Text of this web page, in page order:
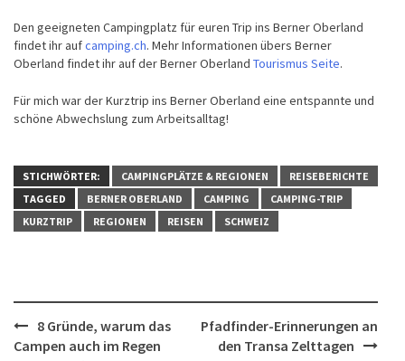
Den geeigneten Campingplatz für euren Trip ins Berner Oberland
findet ihr aufcamping.ch. Mehr Informationen übers Berner
Oberland findet ihr auf der Berner Oberland Tourismus Seite.
Für mich war der Kurztrip ins Berner Oberland eine entspannte und
schöne Abwechslung zum Arbeitsalltag!
STICHWÖRTER: CAMPINGPLÄTZE & REGIONEN
REISEBERICHTE
TAGGED
BERNER OBERLAND CAMPING
CAMPING-TRIP
KURZTRIP
REGIONEN REISEN SCHWEIZ
Post
navigation
8 Gründe, warum das
Campen auch im Regen
Pfadfinder-Erinnerungen an
den Transa Zelttagen